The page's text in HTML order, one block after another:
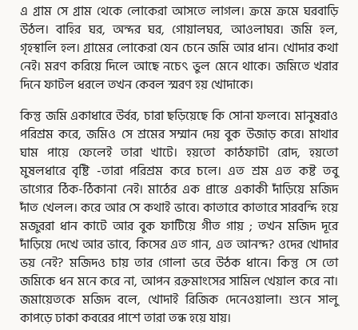
এ গ্রাম সে গ্রাম থেকে লোকেরা আসতে লাগল। ক্রমে ক্রমে ঘরবাড়ি
উঠল। বাহির ঘর, অন্দর ঘর, গোয়ালঘর, আওলাঘর। জমি হল,
গৃহস্থালি হল। গ্রামের লোকেরা যেন চেনে জমি আর ধান। খোদার কথা
নেই। মরণ করিয়ে দিলে আছে নচেৎ ভুল মেনে থাকে। জমিতে খরার
দিনে ফাটল ধরলে তখন কেবল স্মরণ হয় খোদাকে।
কিন্তু জমি একাধারে উর্বর, চারা ছড়িয়েছে কি সোনা ফলবে। মানুষরাও
পরিশ্রম করে, জমিও সে শ্রমের সম্মান দেয় বুক উজাড় করে। মাথার
ঘাম পায়ে ফেলেই তারা খাটে। হয়তো কাঠফাটা রোদ, হয়তো
মুষলধারে বৃষ্টি -তারা পরিশ্রম করে চলে। এত শ্রম এত কষ্ট তবু
ভাগ্যের ঠিক-ঠিকানা নেই। মাঠের এক প্রান্তে একাকী দাঁড়িয়ে মজিদ
দাঁত খেলল। করে আর সে কথাই ভাবে। কাতারে কাতারে সারবন্দি হয়ে
মজুররা ধান কাটে আর বুক ফাটিয়ে গীত গায় ; তখন মজিদ দূরে
দাঁড়িয়ে দেখে আর ভাবে, কিসের এত গান, এত আনন্দ? ওদের খোদার
ভয় নেই? মজিদও চায় তার গোলা ভরে উঠক ধানে। কিন্তু সে তো
জমিকে ধন মনে করে না, আপন রক্তমাংসের সামিল খেয়াল করে না।
জমায়েতকে মজিদ বলে, খোদাই রিজিক দেনেওয়ালা। শুনে সালু
কাপড়ে ঢাকা কবরের পাশে তারা তন্ধ হয়ে যায়।